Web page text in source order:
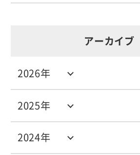
アーカイブ
2024年
2025年
2026年